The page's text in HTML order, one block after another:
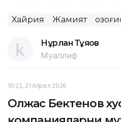
Хайрия Жамият
Нұрлан Тұяқов
Муаллиф
10:22, 21 Апрел 2026
Олжас Бектенов